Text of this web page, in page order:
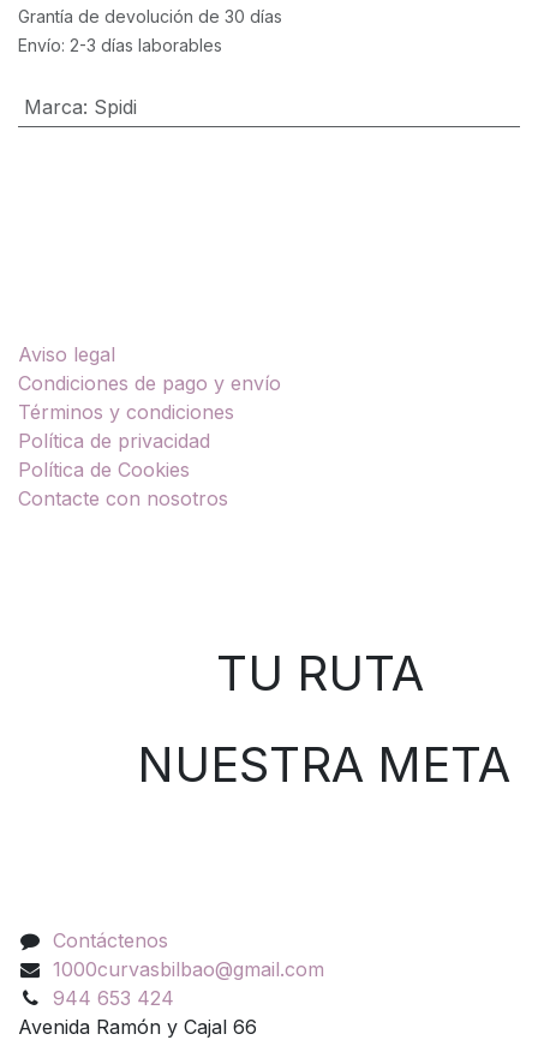
Grantía de devolución de 30 días
Envío: 2-3 días laborables
Marca: Spidi
Aviso legal
Condiciones de pago y envío
Términos y condiciones
Política de privacidad
Política de Cookies
Contacte con nosotros
TU RUTA
NUESTRA META
Contáctenos
1000curvasbilbao@gmail.com
944 653 424
Avenida Ramón y Cajal 66